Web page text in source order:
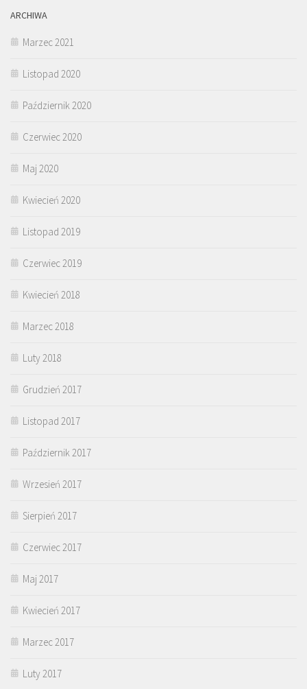
ARCHIWA
Marzec 2021
Listopad 2020
Październik 2020
Czerwiec 2020
Maj 2020
Kwiecień 2020
Listopad 2019
Czerwiec 2019
Kwiecień 2018
Marzec 2018
Luty 2018
Grudzień 2017
Listopad 2017
Październik 2017
Wrzesień 2017
Sierpień 2017
Czerwiec 2017
Maj 2017
Kwiecień 2017
Marzec 2017
Luty 2017